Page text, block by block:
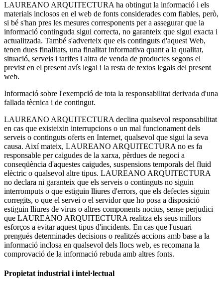
LAUREANO ARQUITECTURA ha obtingut la informació i els
materials inclosos en el web de fonts considerades com fiables, però,
si bé s'han pres les mesures corresponents per a assegurar que la
informació continguda sigui correcta, no garanteix que sigui exacta i
actualitzada. També s'adverteix que els continguts d'aquest Web,
tenen dues finalitats, una finalitat informativa quant a la qualitat,
situació, serveis i tarifes i altra de venda de productes segons el
previst en el present avís legal i la resta de textos legals del present
web.
Informació sobre l'exempció de tota la responsabilitat derivada d'una
fallada tècnica i de contingut.
LAUREANO ARQUITECTURA declina qualsevol responsabilitat
en cas que existeixin interrupcions o un mal funcionament dels
serveis o continguts oferts en Internet, qualsevol que sigui la seva
causa. Així mateix, LAUREANO ARQUITECTURA no es fa
responsable per caigudes de la xarxa, pèrdues de negoci a
conseqüència d'aquestes caigudes, suspensions temporals del fluid
elèctric o qualsevol altre tipus. LAUREANO ARQUITECTURA
no declara ni garanteix que els serveis o continguts no siguin
interromputs o que estiguin lliures d'errors, que els defectes siguin
corregits, o que el servei o el servidor que ho posa a disposició
estiguin lliures de virus o altres components nocius, sense perjudici
que LAUREANO ARQUITECTURA realitza els seus millors
esforços a evitar aquest tipus d'incidents. En cas que l'usuari
prengués determinades decisions o realitzés accions amb base a la
informació inclosa en qualsevol dels llocs web, es recomana la
comprovació de la informació rebuda amb altres fonts.
Propietat industrial i intel·lectual